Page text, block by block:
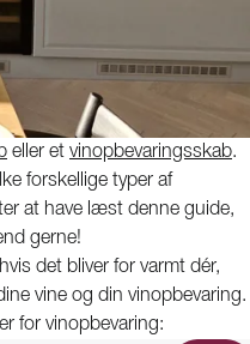
eller et vinopbevaringsskab.
forskellige typer af
at have læst denne guide,
gerne!
det bliver for varmt dér,
vine og din vinopbevaring.
for vinopbevaring: